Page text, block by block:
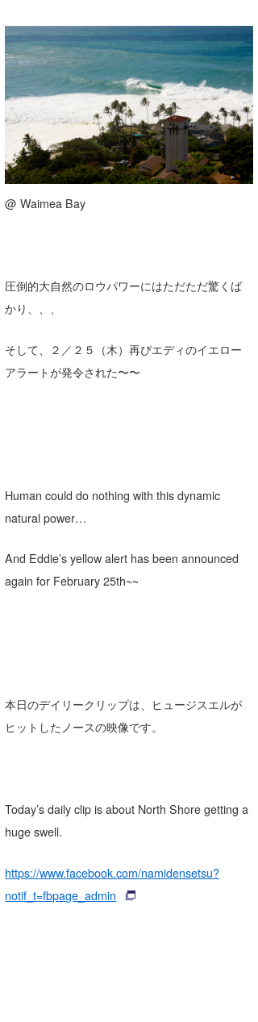
@ Waimea Bay
圧倒的大自然のロウパワーにはただただ驚くば
かり、、、
そして、２／２５（木）再びエディのイエロー
アラートが発令された〜〜
Human could do nothing with this dynamic
natural power…
And Eddie’s yellow alert has been announced
again for February 25th~~
本日のデイリークリップは、ヒュージスエルが
ヒットしたノースの映像です。
Today’s daily clip is about North Shore getting a
huge swell.
https://www.facebook.com/namidensetsu?
notif_t=fbpage_admin